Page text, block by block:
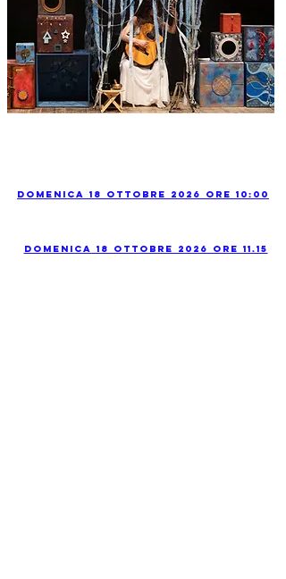
Domenica 18 Ottobre 2026 ore 10:00
Domenica 18 Ottobre 2026 ore 11.15